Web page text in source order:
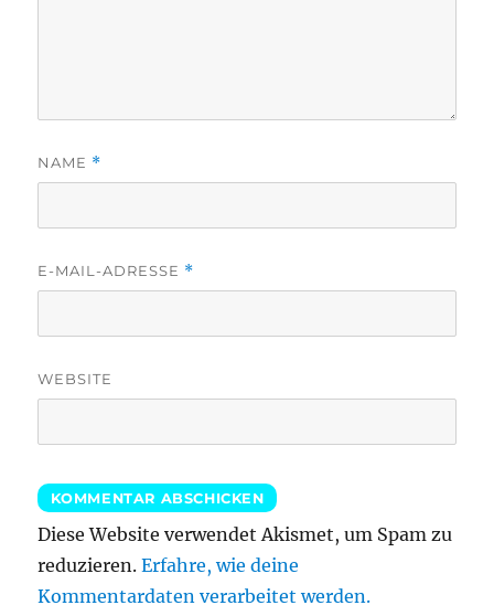
NAME *
E-MAIL-ADRESSE *
WEBSITE
Diese Website verwendet Akismet, um Spam zu
reduzieren.Erfahre, wie deine
Kommentardaten verarbeitet werden.